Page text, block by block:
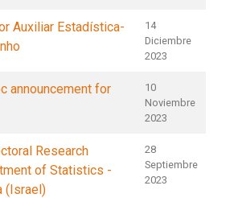
Auxiliar Estadística-
14
Diciembre
2023
announcement for
10
Noviembre
2023
Research
of Statistics -
(Israel)
28
Septiembre
2023